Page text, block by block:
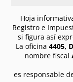
Hoja
Registro e
si figura así
La oficina 4405,
nombre fiscal
es responsable